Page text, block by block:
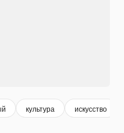
культура искусство